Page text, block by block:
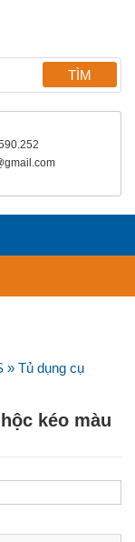
» Tủ dụng cụ
kéo màu